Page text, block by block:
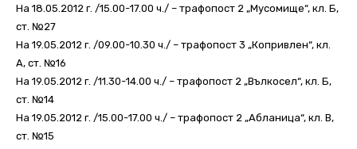
На 18.05.2012 г. /15.00-17.00 ч./ – трафопост 2 „Мусомище“, кл. Б,
ст. №27
На 19.05.2012 г. /09.00-10.30 ч./ – трафопост 3 „Копривлен“, кл.
А, ст. №16
На 19.05.2012 г. /11.30-14.00 ч./ – трафопост 2 „Вълкосел“, кл. Б,
ст. №14
На 19.05.2012 г. /15.00-17.00 ч./ – трафопост 2 „Абланица“, кл. В,
ст. №15